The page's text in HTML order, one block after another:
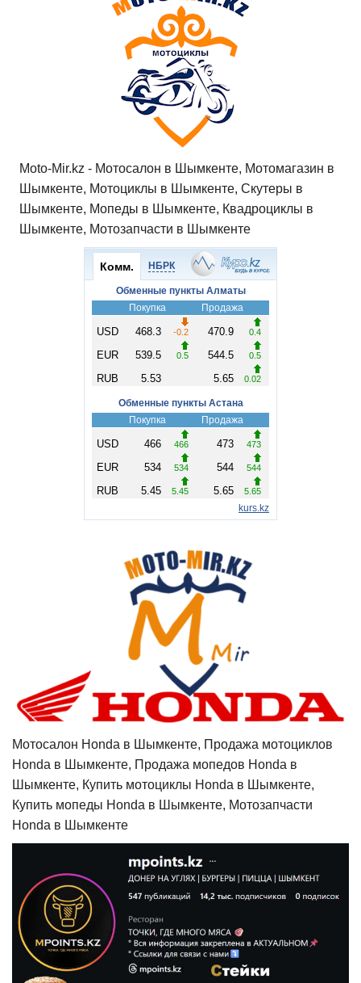
Moto-Mir.kz - Мотосалон в Шымкенте, Мотомагазин в
Шымкенте, Мотоциклы в Шымкенте, Скутеры в
Шымкенте, Мопеды в Шымкенте, Квадроциклы в
Шымкенте, Мотозапчасти в Шымкенте
Мотосалон Honda в Шымкенте, Продажа мотоциклов
Honda в Шымкенте, Продажа мопедов Honda в
Шымкенте, Купить мотоциклы Honda в Шымкенте,
Купить мопеды Honda в Шымкенте, Мотозапчасти
Honda в Шымкенте